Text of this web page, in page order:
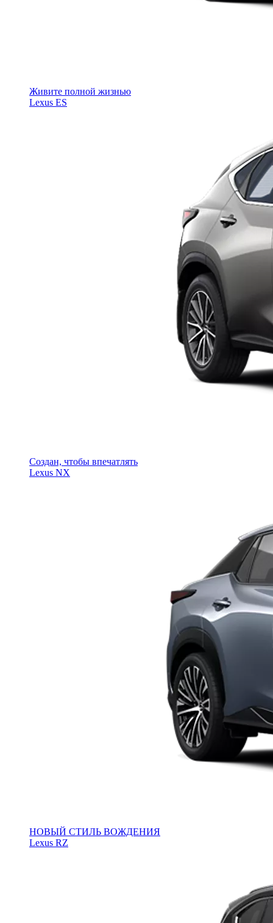
Живите полной жизнью
Lexus ES
Создан, чтобы впечатлять
Lexus NX
НОВЫЙ СТИЛЬ ВОЖДЕНИЯ
Lexus RZ